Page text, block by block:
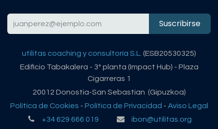
Suscribirse
utilitas coaching y consultoría S.L. (ESB20530325)
Edificio Tabakalera - 3º planta (Impact Hub) - Plaza
Cigarreras 1
20012 Donostia-San Sebastian (Gipuzkoa)
Política de Cookies - Política de Privacidad - Aviso Legal
+34 629 666 019
ibon@utilitas.org